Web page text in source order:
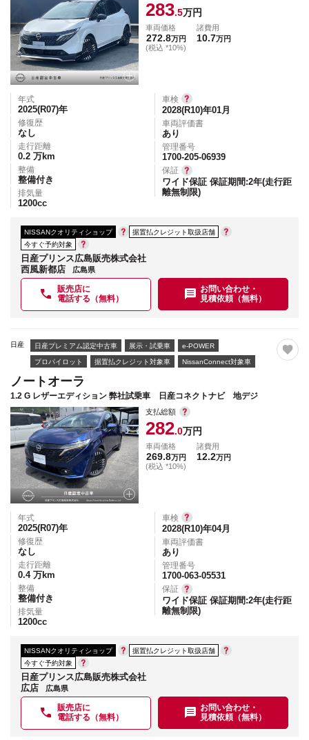
283.5万円
車両価格
272.8万円
(税込 *10%)
諸費用
10.7万円
年式
2025(R07)年
修復歴
なし
走行距離
0.2 万km
整備
整備付き
排気量
1200cc
車検
2028(R10)年01月
車両評価書
あり
管理番号
1700-205-06939
保証
ワイド保証 保証期間:2年(走行距
離無制限)
NISSANクオリティショップ
据置払クレジット取扱店舗
今すぐ予約対象
日産プリンス広島販売株式会社
西風新都店
広島県
販売店に
電話する（無料）
お問い合わせ・
見積依頼（無料）
日産 日産プレミアム認定中古車 展示・試乗車 e-POWER
プロパイロット 据置払クレジット対象車 NissanConnect対象車
ノートオーラ
1.2 G レザーエディション 弊社試乗車 日産コネクトナビ 地デジ
支払総額
282.0万円
車両価格
269.8万円
(税込 *10%)
諸費用
12.2万円
年式
2025(R07)年
修復歴
なし
走行距離
0.4 万km
整備
整備付き
排気量
1200cc
車検
2028(R10)年04月
車両評価書
あり
管理番号
1700-063-05531
保証
ワイド保証 保証期間:2年(走行距
離無制限)
NISSANクオリティショップ
据置払クレジット取扱店舗
今すぐ予約対象
日産プリンス広島販売株式会社
広店
広島県
販売店に
電話する（無料）
お問い合わせ・
見積依頼（無料）